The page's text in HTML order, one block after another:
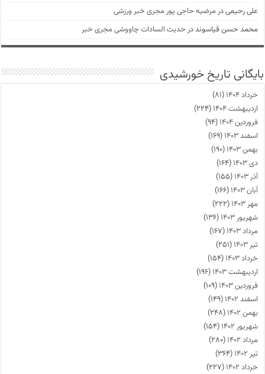
علی رحیمیدرمرضیه حاجی پور مجری خبر ورزشی
محمد حسن قیاسونددر حدیث السادات چاووشی مجری خبر
بایگانی تاریخ خورشیدی
خرداد ۱۴۰۴
(۸۱)
اردیبهشت ۱۴۰۴
(۲۲۴)
فروردین ۱۴۰۴
(۹۴)
اسفند ۱۴۰۳
(۱۶۹)
بهمن ۱۴۰۳
(۱۹۰)
دی ۱۴۰۳
(۱۶۴)
آذر ۱۴۰۳
(۱۵۵)
آبان ۱۴۰۳
(۱۶۶)
مهر ۱۴۰۳
(۲۲۲)
شهریور ۱۴۰۳
(۱۳۶)
مرداد ۱۴۰۳
(۱۶۷)
تیر ۱۴۰۳
(۲۵۱)
خرداد ۱۴۰۳
(۱۵۴)
اردیبهشت ۱۴۰۳
(۱۹۶)
فروردین ۱۴۰۳
(۱۰۹)
اسفند ۱۴۰۲
(۱۴۹)
بهمن ۱۴۰۲
(۲۴۸)
شهریور ۱۴۰۲
(۱۵۴)
مرداد ۱۴۰۲
(۲۸۰)
تیر ۱۴۰۲
(۳۶۴)
خرداد ۱۴۰۲
(۲۲۷)